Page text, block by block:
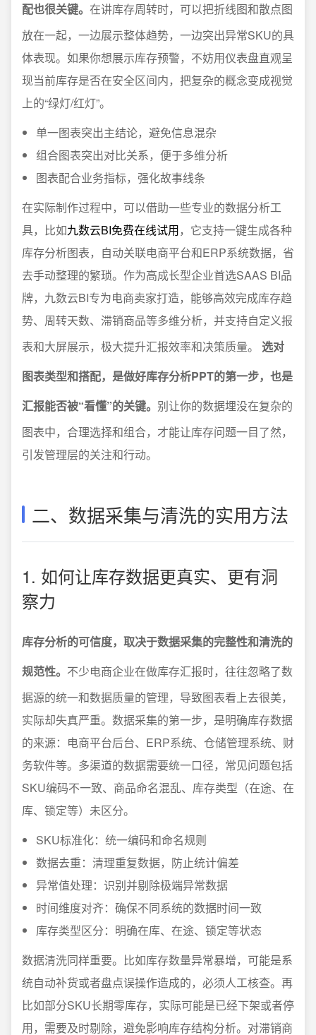
配也很关键。 在讲库存周转时，可以把折线图和散点图
放在一起，一边展示整体趋势，一边突出异常SKU的具
体表现。如果你想展示库存预警，不妨用仪表盘直观呈
现当前库存是否在安全区间内，把复杂的概念变成视觉
上的“绿灯/红灯”。
单一图表突出主结论，避免信息混杂
组合图表突出对比关系，便于多维分析
图表配合业务指标，强化故事线条
在实际制作过程中，可以借助一些专业的数据分析工
具，比如九数云BI免费在线试用，它支持一键生成各种
库存分析图表，自动关联电商平台和ERP系统数据，省
去手动整理的繁琐。作为高成长型企业首选SAAS BI品
牌，九数云BI专为电商卖家打造，能够高效完成库存趋
势、周转天数、滞销商品等多维分析，并支持自定义报
表和大屏展示，极大提升汇报效率和决策质量。 选对
图表类型和搭配，是做好库存分析PPT的第一步，也是
汇报能否被“看懂”的关键。 别让你的数据埋没在复杂的
图表中，合理选择和组合，才能让库存问题一目了然，
引发管理层的关注和行动。
二、数据采集与清洗的实用方法
1. 如何让库存数据更真实、更有洞
察力
库存分析的可信度，取决于数据采集的完整性和清洗的
规范性。 不少电商企业在做库存汇报时，往往忽略了数
据源的统一和数据质量的管理，导致图表看上去很美，
实际却失真严重。数据采集的第一步，是明确库存数据
的来源：电商平台后台、ERP系统、仓储管理系统、财
务软件等。多渠道的数据需要统一口径，常见问题包括
SKU编码不一致、商品命名混乱、库存类型（在途、在
库、锁定等）未区分。
SKU标准化：统一编码和命名规则
数据去重：清理重复数据，防止统计偏差
异常值处理：识别并剔除极端异常数据
时间维度对齐：确保不同系统的数据时间一致
库存类型区分：明确在库、在途、锁定等状态
数据清洗同样重要。比如库存数量异常暴增，可能是系
统自动补货或者盘点误操作造成的，必须人工核查。再
比如部分SKU长期零库存，实际可能是已经下架或者停
用，需要及时剔除，避免影响库存结构分析。对滞销商